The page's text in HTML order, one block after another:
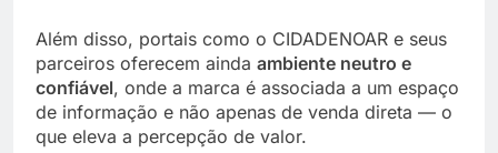
Além disso, portais como o CIDADENOAR e seus
parceiros oferecem ainda ambiente neutro e
confiável, onde a marca é associada a um espaço
de informação e não apenas de venda direta — o
que eleva a percepção de valor.